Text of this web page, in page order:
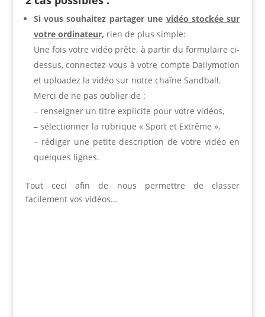
Si vous souhaitez partager une vidéo stockée sur
votre ordinateur, rien de plus simple:
Une fois votre vidéo prête, à partir du formulaire ci-
dessus, connectez-vous à votre compte Dailymotion
et uploadez la vidéo sur notre chaîne Sandball.
Merci de ne pas oublier de :
– renseigner un titre explicite pour votre vidéos,
– sélectionner la rubrique « Sport et Extrême »,
– rédiger une petite description de votre vidéo en
quelques lignes.
Tout ceci afin de nous permettre de classer
facilement vos vidéos…